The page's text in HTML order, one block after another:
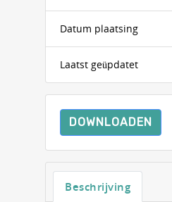
Datum plaatsing
Laatst geüpdatet
DOWNLOADEN
Beschrijving